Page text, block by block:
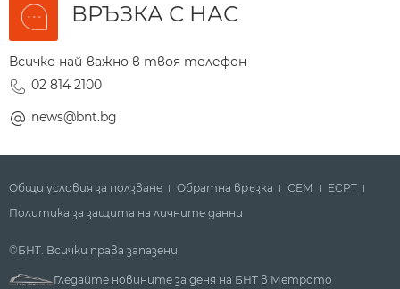
ВРЪЗКА С НАС
Всичко най-важно в твоя телефон
02 814 2100
news@bnt.bg
Общи условия за ползване Обратна връзка СЕМ
ECPT
Политика за защита на личните данни
©БНТ. Всички права запазени
Гледайте новините за деня на БНТ в Метрото